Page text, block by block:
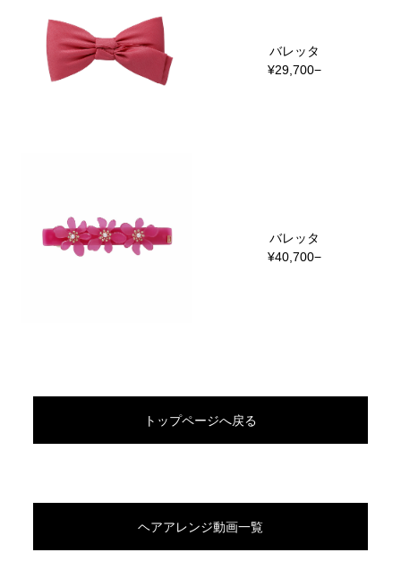
バレッタ
¥29,700−
バレッタ
¥40,700−
トップページへ戻る
ヘアアレンジ動画一覧